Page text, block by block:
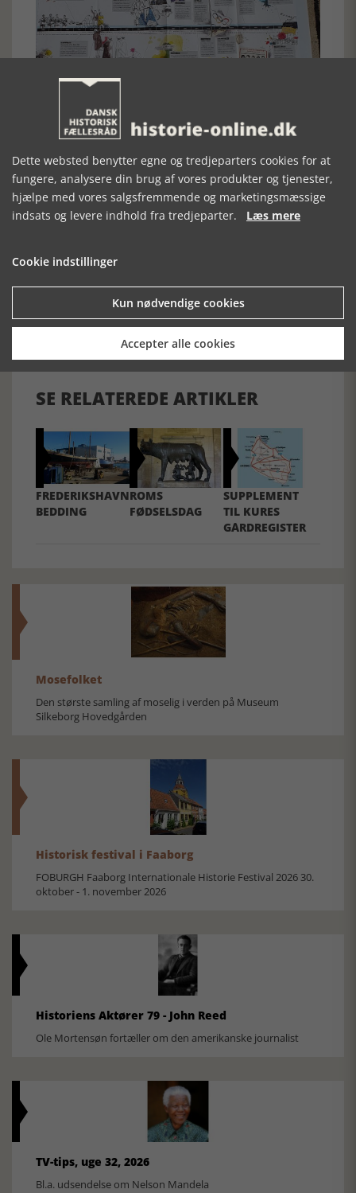
Erik Ingemann Sørensen
[Historie-online.dk, den 10. marts 2021]
SE RELATEREDE ARTIKLER
FREDERIKSHAVN
BEDDING
ROMS
FØDSELSDAG
SUPPLEMENT
TIL KURES
GÅRDREGISTER
Mosefolket
Den største samling af moselig i verden på Museum
Silkeborg Hovedgården
Historisk festival i Faaborg
FOBURGH Faaborg Internationale Historie Festival 2026 30.
oktober - 1. november 2026
Historiens Aktører 79 - John Reed
Ole Mortensøn fortæller om den amerikanske journalist
TV-tips, uge 32, 2026
Bl.a. udsendelse om Nelson Mandela
Dette websted benytter egne og tredjeparters cookies for at
fungere, analysere din brug af vores produkter og tjenester,
hjælpe med vores salgsfremmende og marketingsmæssige
indsats og levere indhold fra tredjeparter. Læs mere
Cookie indstillinger
Kun nødvendige cookies
Accepter alle cookies